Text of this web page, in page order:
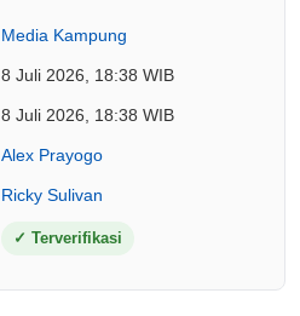
Media Kampung
8 Juli 2026, 18:38 WIB
8 Juli 2026, 18:38 WIB
Alex Prayogo
Ricky Sulivan
✓ Terverifikasi